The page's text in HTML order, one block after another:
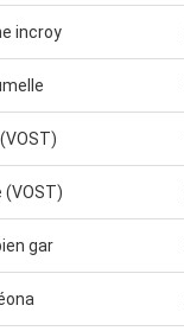
incroy
(VOST)
gar